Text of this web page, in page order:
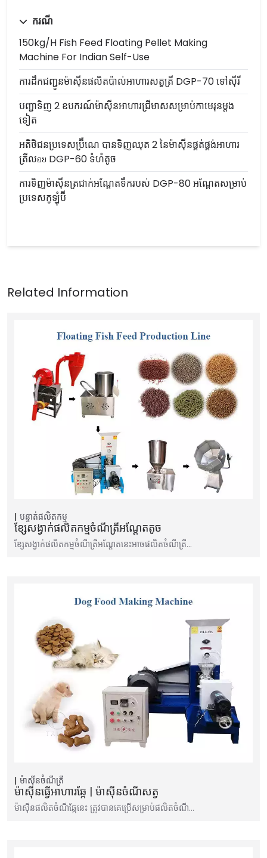
ករណី
150kg/h Fish Feed Floating Pellet Making
Machine For Indian Self-Use
ការដឹកជញ្ជូនម៉ាស៊ីនផលិតប៉ាល់អាហារសត្វត្រី DGP-70 ទៅស៊ីរី
បញ្ជាទិញ 2 ឧបករណ៍ម៉ាស៊ីនអាហារជ្រីមាសសម្រាប់កាមេរុនម្តង
ទៀត
អតិថិជនប្រទេសប្រ៊ឺណេ បានទិញឈុត 2 នៃម៉ាស៊ីនផ្គត់ផ្គង់អាហារ
ត្រីលอย DGP-60 ទំហំតូច
ការទិញម៉ាស៊ីនត្រជាក់អណ្តែតទឹករបស់ DGP-80 អណ្តែតសម្រាប់
ប្រទេសកូឡុំប៊ី
បន្ទាត់ផលិតកម្ម
ខ្សែសង្វាក់ផលិតកម្មចំណីត្រីអណ្តែតតូច
ខ្សែសង្វាក់ផលិតកម្មចំណីត្រីអណ្តែតនេះអាចផលិតចំណីត្រី…
ម៉ាស៊ីនចំណីត្រី
ម៉ាស៊ីនធ្វើអាហារឆ្កែ | ម៉ាស៊ីនចំណីសត្វ
ម៉ាស៊ីន​ផលិត​ចំណី​ឆ្កែ​នេះ ត្រូវ​បាន​គេ​ប្រើ​សម្រាប់​ផលិត​ចំណី…